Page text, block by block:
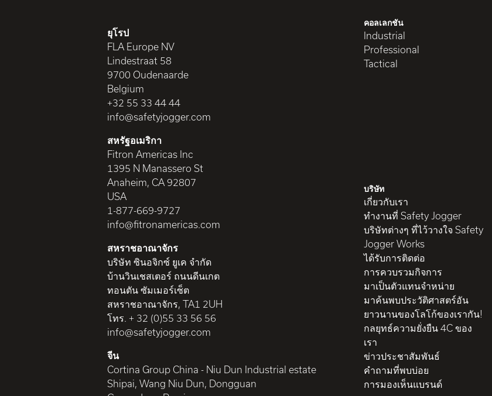
ยุโรป
FLA Europe NV
Lindestraat 58
9700 Oudenaarde
Belgium
+32 55 33 44 44
info@safetyjogger.com
สหรัฐอเมริกา
Fitron Americas Inc
1395 N Manassero St
Anaheim, CA 92807
USA
1-877-669-9727
info@fitronamericas.com
สหราชอาณาจักร
บริษัท ซินอจิกซ์ ยูเค จำกัด
บ้านวินเชสเตอร์ ถนนดีนเกต
ทอนตัน ซัมเมอร์เซ็ต
สหราชอาณาจักร, TA1 2UH
โทร. + 32 (0)55 33 56 56
info@safetyjogger.com
จีน
Cortina Group China - Niu Dun Industrial estate
Shipai, Wang Niu Dun, Dongguan
คอลเลกชัน
Industrial
Professional
Tactical
บริษัท
เกี่ยวกับเรา
ทำงานที่ Safety Jogger
บริษัทต่างๆ ที่ไว้วางใจ Safety
Jogger Works
ได้รับการติดต่อ
การควบรวมกิจการ
มาเป็นตัวแทนจำหน่าย
มาค้นพบประวัติศาสตร์อัน
ยาวนานของโลโก้ของเรากัน!
กลยุทธ์ความยั่งยืน 4C ของ
เรา
ข่าวประชาสัมพันธ์
คำถามที่พบบ่อย
การมองเห็นแบรนด์